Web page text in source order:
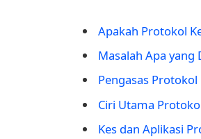
Apakah Protokol
Masalah Apa yang
Pengasas
Ciri Utama
Kes dan Aplikasi